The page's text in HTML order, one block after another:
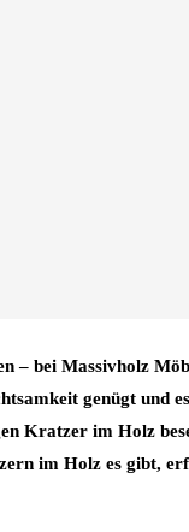
– bei Massivholz
genügt und
Kratzer im Holz
im Holz es gibt,